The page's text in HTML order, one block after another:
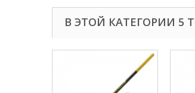
В ЭТОЙ КАТЕГОРИИ 5